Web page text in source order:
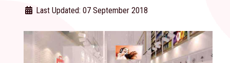
Last Updated: 07 September 2018